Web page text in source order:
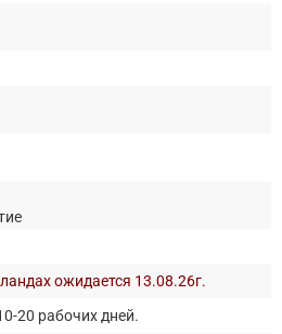
ожидается 13.08.26г.
20 рабочих дней.